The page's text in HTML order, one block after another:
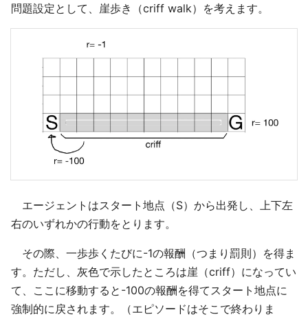
問題設定として、崖歩き（criff walk）を考えます。
エージェントはスタート地点（S）から出発し、上下左
右のいずれかの行動をとります。
その際、一歩歩くたびに-1の報酬（つまり罰則）を得ま
す。ただし、灰色で示したところは崖（criff）になってい
て、ここに移動すると-100の報酬を得てスタート地点に
強制的に戻されます。（エピソードはそこで終わりま